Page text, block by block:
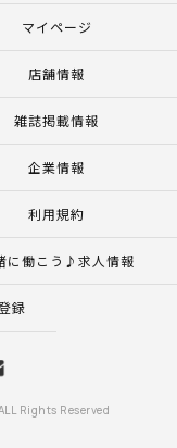
マイページ
店舗情報
雑誌掲載情報
企業情報
利用規約
に働こう♪求人情報
録
Rights Reserved